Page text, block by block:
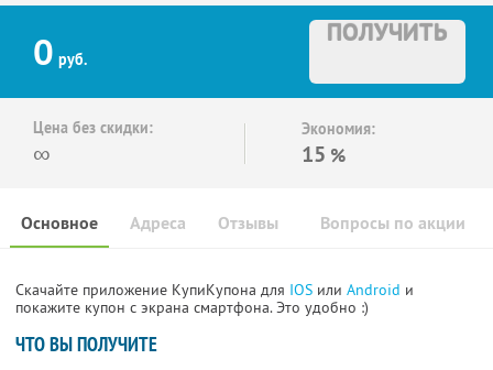
0 руб.
ПОЛУЧИТЬ
Цена без скидки:
∞
Экономия:
15 %
Основное Отзывы Вопросы по акции
Адреса
Скачайте приложение КупиКупона для IOS или Android и
покажите купон с экрана смартфона. Это удобно :)
ЧТО ВЫ ПОЛУЧИТЕ